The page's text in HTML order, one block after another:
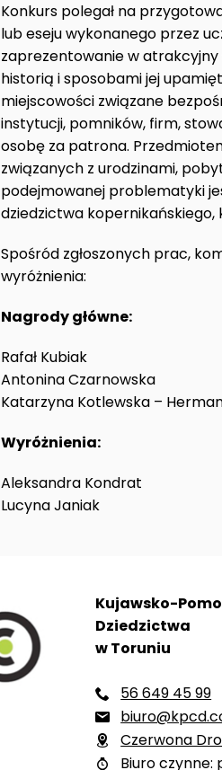
Konkurs polegał na
lub eseju wykonanego przez
zaprezentowanie w
historią i sposobami jej
miejscowości związane
instytucji, pomników, firm,
osobę za patrona.
związanych z urodzinami,
podejmowanej problematyki
dziedzictwa
Spośród zgłoszonych prac,
wyróżnienia:
Nagrody główne:
Rafał Kubiak
Antonina Czarnowska
Katarzyna Kotlewska –
Wyróżnienia:
Aleksandra Kondrat
Lucyna Janiak
Kujawsko-
Dziedzictwa
w Toruniu
 56 649 45 99

 Czerwona
 Biuro czynne: